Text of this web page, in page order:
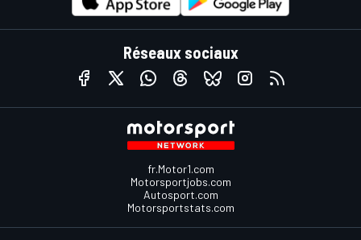
Réseaux sociaux
fr.Motor1.com
Motorsportjobs.com
Autosport.com
Motorsportstats.com